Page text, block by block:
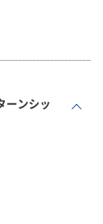
ーンシッ